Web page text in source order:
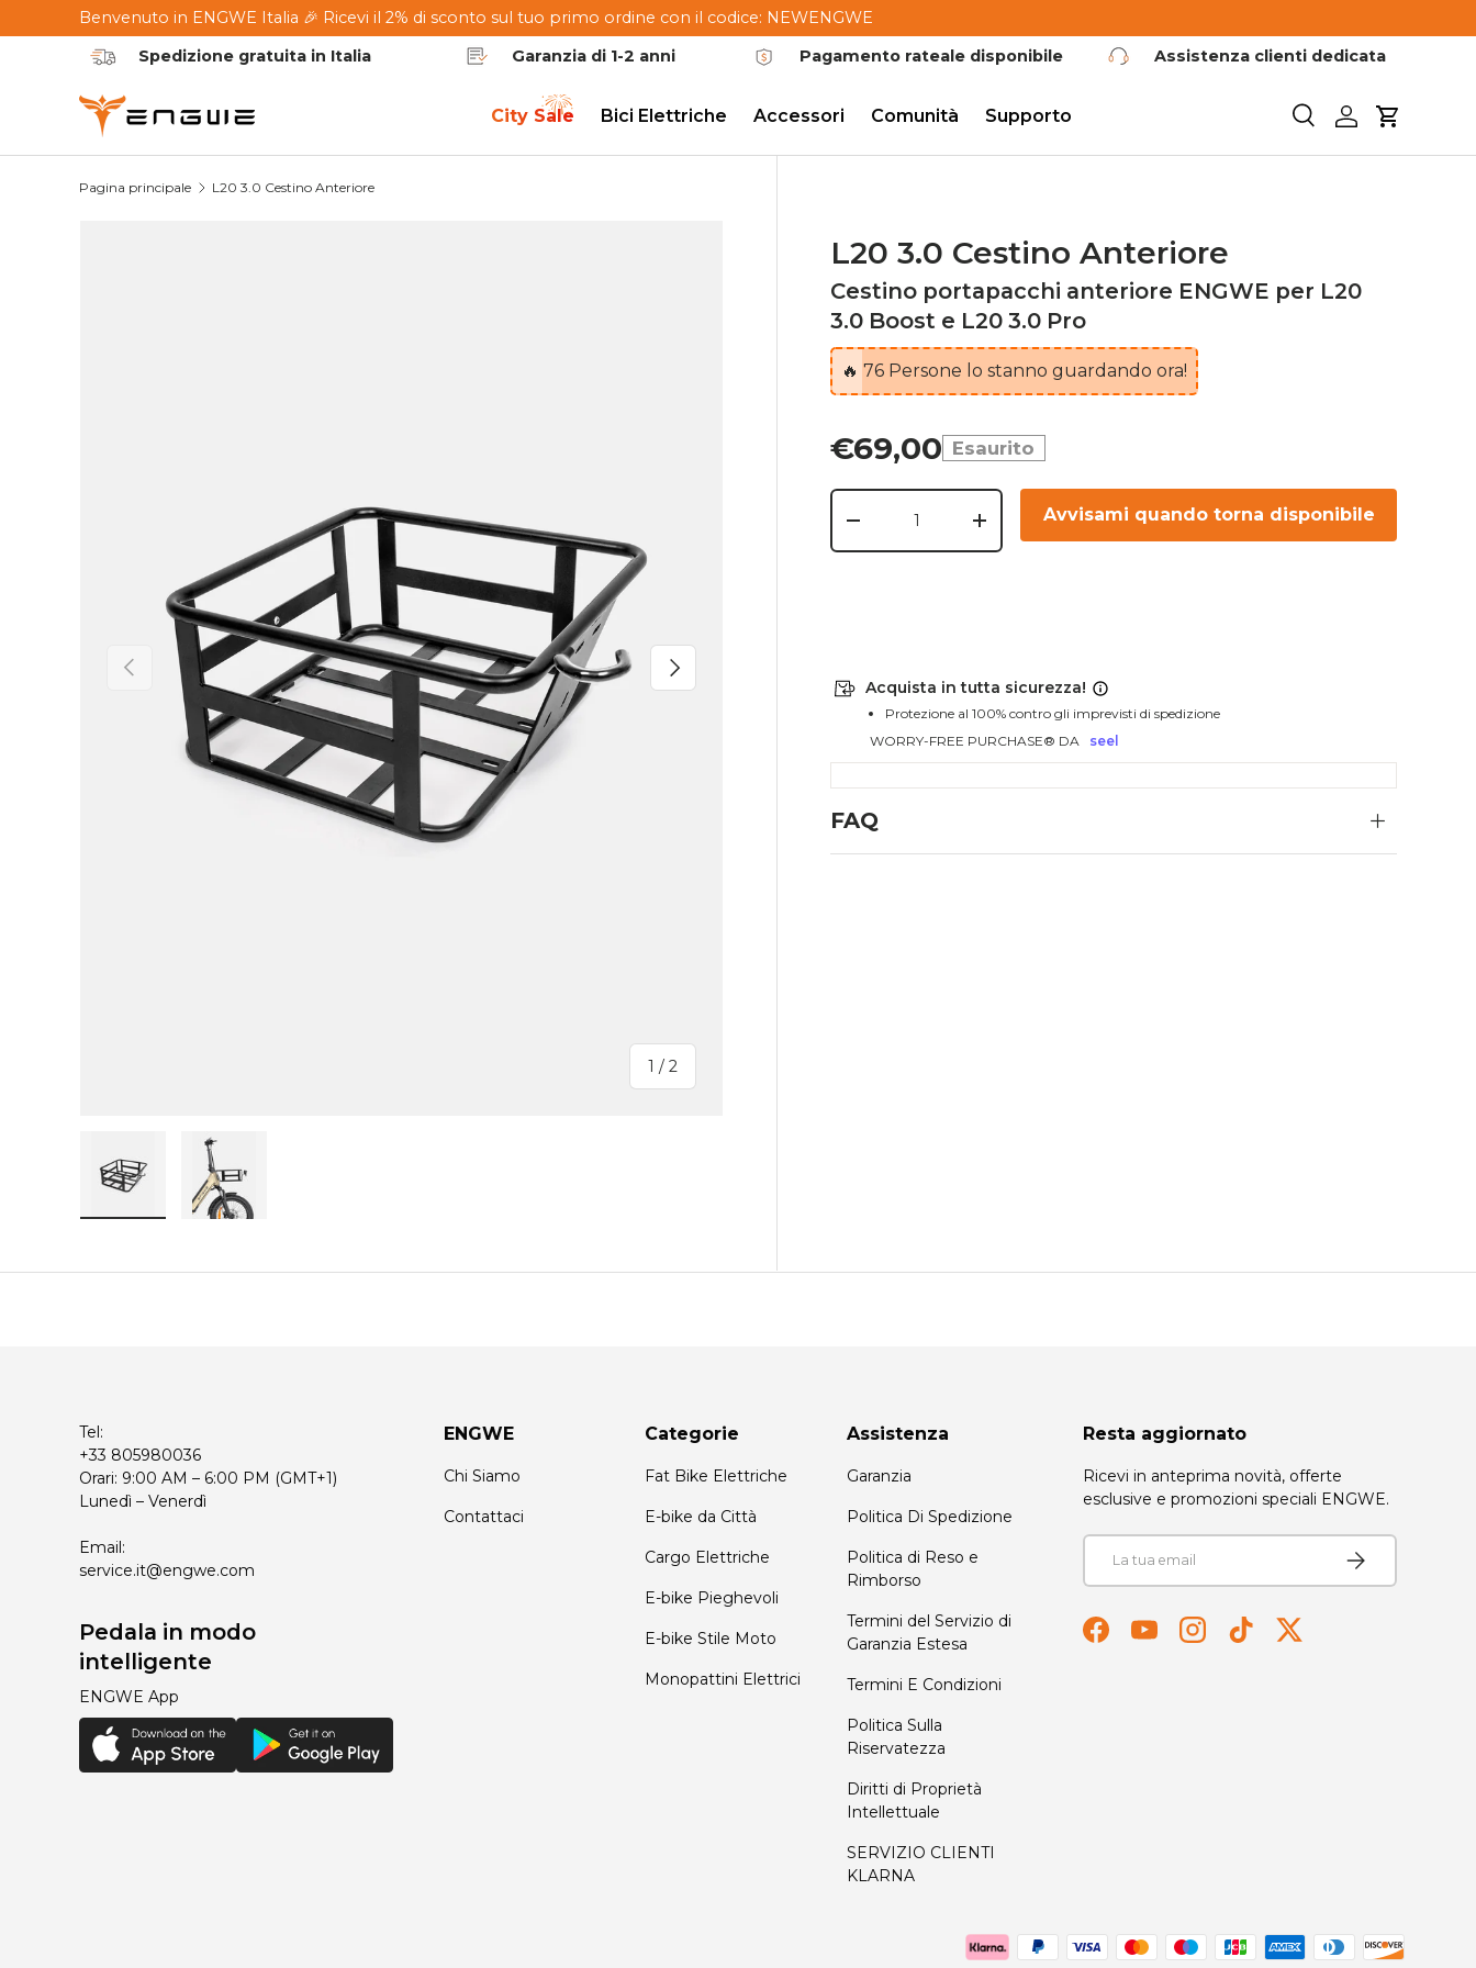
Passa ai contenuti
Benvenuto in ENGWE Italia 🎉 Ricevi il 2% di sconto sul tuo primo ordine con il codice: NEWENGWE
Spedizione gratuita in Italia
Garanzia di 1-2 anni Pagamento rateale disponibile Assistenza clienti dedicata
CercaAccediCarrello
City Sale Bici Elettriche Accessori Comunità Supporto
Pagina principale L20 3.0 Cestino Anteriore
Indietro
1 / di
2
Avanti
L20 3.0 Cestino Anteriore
Cestino portapacchi anteriore ENGWE per L20
3.0 Boost e L20 3.0 Pro
🔥 76 Persone lo stanno guardando ora!
€69,00 Esaurito
Q.tà
-
+
Avvisami quando torna disponibile
Acquista in tutta sicurezza!
Protezione al 100% contro gli imprevisti di spedizione
WORRY-FREE PURCHASE® DA
seel
FAQ
Tel:
+33 805980036
Orari: 9:00 AM – 6:00 PM (GMT+1)
Lunedì – Venerdì
Email:
service.it@engwe.com
Pedala in modo
intelligente
ENGWE App
ENGWE
Chi Siamo
Contattaci
Categorie
Fat Bike Elettriche
E-bike da Città
Cargo Elettriche
E-bike Pieghevoli
E-bike Stile Moto
Monopattini Elettrici
Assistenza
Garanzia
Politica Di Spedizione
Politica di Reso e
Rimborso
Termini del Servizio di
Garanzia Estesa
Termini E Condizioni
Politica Sulla
Riservatezza
Diritti di Proprietà
Intellettuale
SERVIZIO CLIENTI
KLARNA
Resta aggiornato
Ricevi in anteprima novità, offerte
esclusive e promozioni speciali ENGWE.
Email
Iscriviti
FacebookYouTubeInstagramTikTokTwitter
Metodi di pagamento accettati